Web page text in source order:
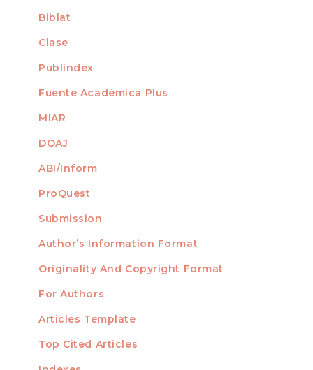
Biblat
Clase
Publindex
Fuente Académica Plus
MIAR
DOAJ
ABI/Inform
ProQuest
AUTHORS
Submission
Author’s Information Format
Originality And Copyright Format
For Authors
Articles Template
STATISTICS
Top Cited Articles